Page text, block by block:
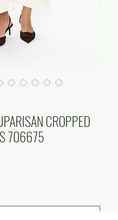
CROPPED
706675